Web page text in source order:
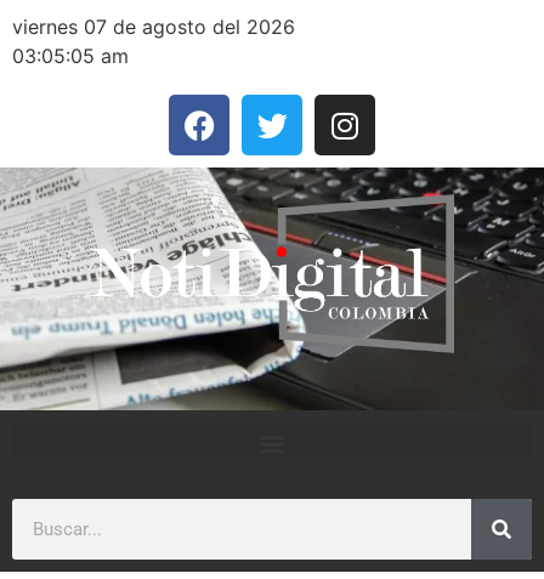
viernes 07 de agosto del 2026
03:05:05 am